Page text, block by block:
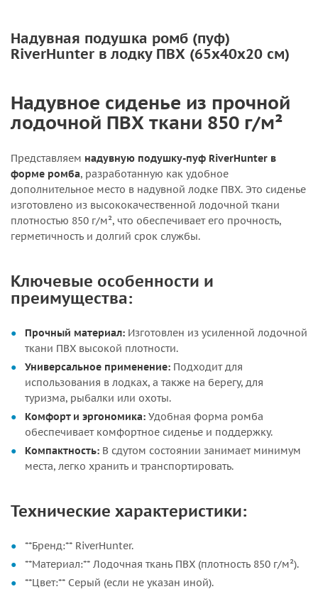
Надувная подушка ромб (пуф)
RiverHunter в лодку ПВХ (65х40х20 см)
Надувное сиденье из прочной
лодочной ПВХ ткани 850 г/м²
Представляем надувную подушку-пуф RiverHunter в
форме ромба, разработанную как удобное
дополнительное место в надувной лодке ПВХ. Это сиденье
изготовлено из высококачественной лодочной ткани
плотностью 850 г/м², что обеспечивает его прочность,
герметичность и долгий срок службы.
Ключевые особенности и
преимущества:
Прочный материал: Изготовлен из усиленной лодочной
ткани ПВХ высокой плотности.
Универсальное применение: Подходит для
использования в лодках, а также на берегу, для
туризма, рыбалки или охоты.
Комфорт и эргономика: Удобная форма ромба
обеспечивает комфортное сиденье и поддержку.
Компактность: В сдутом состоянии занимает минимум
места, легко хранить и транспортировать.
Технические характеристики:
**Бренд:** RiverHunter.
**Материал:** Лодочная ткань ПВХ (плотность 850 г/м²).
**Цвет:** Серый (если не указан иной).